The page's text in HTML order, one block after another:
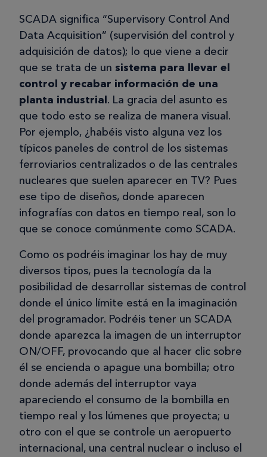
SCADA significa “Supervisory Control And
Data Acquisition” (supervisión del control y
adquisición de datos); lo que viene a decir
que se trata de un sistema para llevar el
control y recabar información de una
planta industrial. La gracia del asunto es
que todo esto se realiza de manera visual.
Por ejemplo, ¿habéis visto alguna vez los
típicos paneles de control de los sistemas
ferroviarios centralizados o de las centrales
nucleares que suelen aparecer en TV? Pues
ese tipo de diseños, donde aparecen
infografías con datos en tiempo real, son lo
que se conoce comúnmente como SCADA.
Como os podréis imaginar los hay de muy
diversos tipos, pues la tecnología da la
posibilidad de desarrollar sistemas de control
donde el único límite está en la imaginación
del programador. Podréis tener un SCADA
donde aparezca la imagen de un interruptor
ON/OFF, provocando que al hacer clic sobre
él se encienda o apague una bombilla; otro
donde además del interruptor vaya
apareciendo el consumo de la bombilla en
tiempo real y los lúmenes que proyecta; u
otro con el que se controle un aeropuerto
internacional, una central nuclear o incluso el